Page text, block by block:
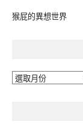
猴屁的異想世界
彙